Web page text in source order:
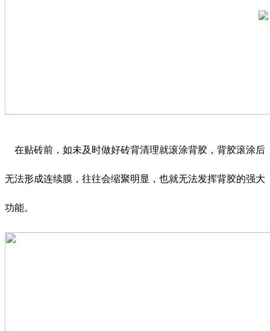
在贴砖前，如未及时做好砖背清理就滚涂背胶，背胶滚涂后
无法形成连续膜，往往会缩聚明显，也就无法发挥背胶的强大
功能。